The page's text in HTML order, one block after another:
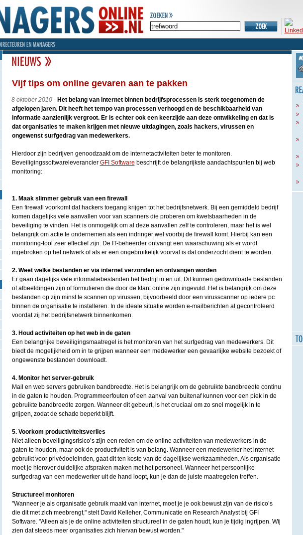
Vijf tips om online gevaren aan te pakken
8 oktober 2010- Het belang van internet binnen bedrijfsprocessen is sterk toegenomen de
afgelopen jaren. Dit heeft het tempo van processen verhoogd en de beschikbaarheid van
informatie aanzienlijk vergroot. Er is echter ook een keerzijde aan deze ontwikkeling en dat is
dat organisaties te maken krijgen met nieuwe uitdagingen, zoals hackers, virussen en
ongewenst surfgedrag van medewerkers.
Hierdoor zijn bedrijven genoodzaakt om de internetactiviteiten beter te monitoren.
Beveiligingssoftwareleverancier GFI Software beschrijft de belangrijkste aandachtspunten bij web
monitoring:
1. Maak slimmer gebruik van een firewall
Een firewall voorkomt dat hackers toegang krijgen tot het bedrijfsnetwerk. Bij een gemiddeld bedrijf
komen dagelijks vele aanvallen voor van scanners die proberen om kwetsbaarheden in de
beveiliging te vinden. Het is onmogelijk om al deze aanvallen zelf te controleren, maar het is wel
belangrijk om actie te ondernemen als een indringer wel voorbij de firewall komt. Hierbij kan een
monitoring-tool zeer effectief zijn. De IT-beheerder ontvangt een waarschuwing als er wordt
ingebroken op het netwerk of als er een ongebruikelijk voorval is dat onderzocht dient te worden.
2. Weet welke bestanden er via internet verzonden en ontvangen worden
Er gaan dagelijks vele informatiebestanden het bedrijf in en uit. Dit kunnen gedownloade bestanden
of afbeeldingen zijn of formulieren die door de klant online zijn ingevuld. Het is belangrijk om deze
bestanden op zijn minst te scannen op virussen, bijvoorbeeld door een virusscanner op iedere pc
binnen de organisatie te installeren. In de ideale situatie worden e-mailberichten al gecontroleerd
voordat zij het bedrijfsnetwerk binnenkomen.
3. Houd activiteiten op het web in de gaten
Een belangrijke beveiligingsmaatregel is het monitoren van het surfgedrag van medewerkers. Dit
biedt de mogelijkheid om in te grijpen wanneer een medewerker een gevaarlijke website bezoekt of
ongewenste bestanden downloadt.
4. Monitor het server-gebruik
Mail en web servers gebruiken bandbreedte. Het is belangrijk om de gebruikte bandbreedte continu
in de gaten te houden. Programmeerfouten of een aanval van buitenaf kunnen voor een piek in de
gebruikte bandbreedte zorgen. Wanneer dit gebeurt, is het cruciaal om zo snel mogelijk in te
grijpen, zodat de schade beperkt blijft.
5. Voorkom productiviteitsverlies
Niet alleen beveiligingsrisico’s zijn een reden om de online activiteiten van medewerkers in de
gaten te houden, maar ook de productiviteit is van belang. Wanneer een medewerker het internet
gebruikt voor privédoeleinden, gaat dit ten koste van de dagelijkse werkzaamheden. Als organisatie
moet je hierover duidelijke afspraken maken met het personeel. Wanneer het persoonlijke
surfgedrag van een medewerker uit de hand loopt, kun je dan de juiste maatregelen treffen.
Structureel monitoren
"Wanneer je als organisatie gebruik maakt van internet, moet je je ook bewust zijn van de risico’s
die dit met zich meebrengt," stelt David Kelleher, Communicatie en Research Analyst bij GFI
Software. "Alleen als je de online activiteiten structureel in de gaten houdt, kun je tijdig ingrijpen. Wij
zien dat steeds meer organisaties zich hiervan bewust worden."